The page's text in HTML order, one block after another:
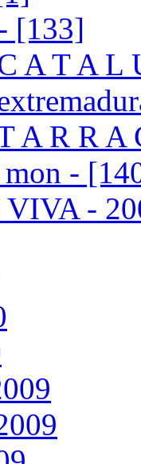
[133]
A T A L
A R R A
-
-